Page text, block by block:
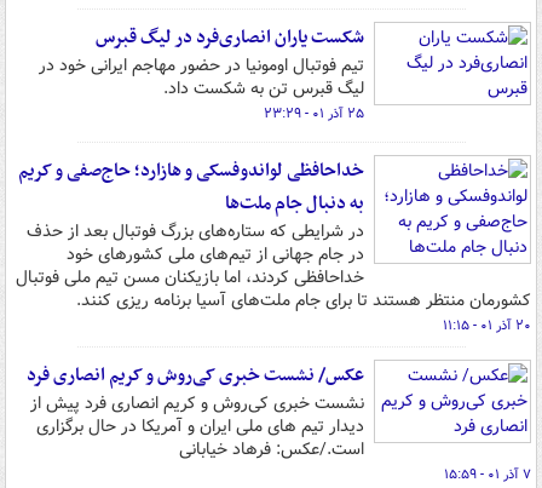
شکست یاران انصاری‌فرد در لیگ قبرس
تیم فوتبال اومونیا در حضور مهاجم ایرانی خود در
لیگ قبرس تن به شکست داد.
۲۵ آذر ۰۱ - ۲۳:۲۹
خداحافظی لواندوفسکی و هازارد؛ حاج‌صفی و کریم
به دنبال جام ملت‌ها
در شرایطی که ستاره‌های بزرگ فوتبال بعد از حذف
در جام جهانی از تیم‌های ملی کشورهای خود
خداحافظی کردند، اما بازیکنان مسن تیم ملی فوتبال
کشورمان منتظر هستند تا برای جام ملت‌های آسیا برنامه ریزی کنند.
۲۰ آذر ۰۱ - ۱۱:۱۵
عکس/ نشست خبری کی‌روش و کریم انصاری فرد
نشست خبری کی‌روش و کریم انصاری فرد پیش از
دیدار تیم های ملی ایران و آمریکا در حال برگزاری
است./عکس: فرهاد خیابانی
۷ آذر ۰۱ - ۱۵:۵۹